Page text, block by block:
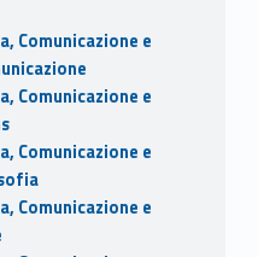
Comunicazione e
Comunicazione e
Comunicazione e
Comunicazione e